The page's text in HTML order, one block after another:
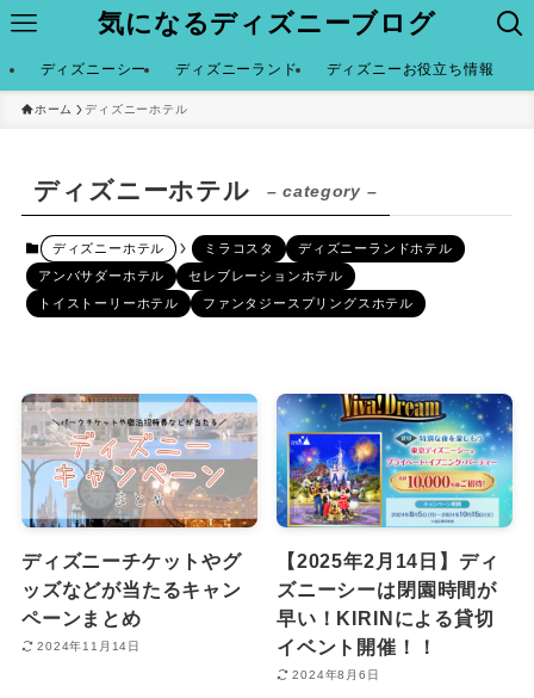
気になるディズニーブログ
ディズニーシー ディズニーランド ディズニーお役立ち情報
ホーム ディズニーホテル
ディズニーホテル – category –
ディズニーホテル ミラコスタ
ディズニーランドホテル
アンバサダーホテル
セレブレーションホテル
トイストーリーホテル
ファンタジースプリングスホテル
ディズニーチケットやグ
ッズなどが当たるキャン
ペーンまとめ
2024年11月14日
【2025年2月14日】ディ
ズニーシーは閉園時間が
早い！KIRINによる貸切
イベント開催！！
2024年8月6日